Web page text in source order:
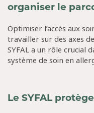
organiser le
Optimiser l’accès aux
travailler sur des axes
SYFAL a un rôle crucial
système de soin en
Le SYFAL